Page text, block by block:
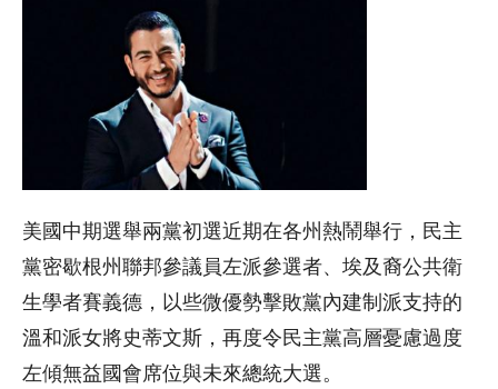
美國中期選舉兩黨初選近期在各州熱鬧舉行，民主
黨密歇根州聯邦參議員左派參選者、埃及裔公共衛
生學者賽義德，以些微優勢擊敗黨內建制派支持的
溫和派女將史蒂文斯，再度令民主黨高層憂慮過度
左傾無益國會席位與未來總統大選。